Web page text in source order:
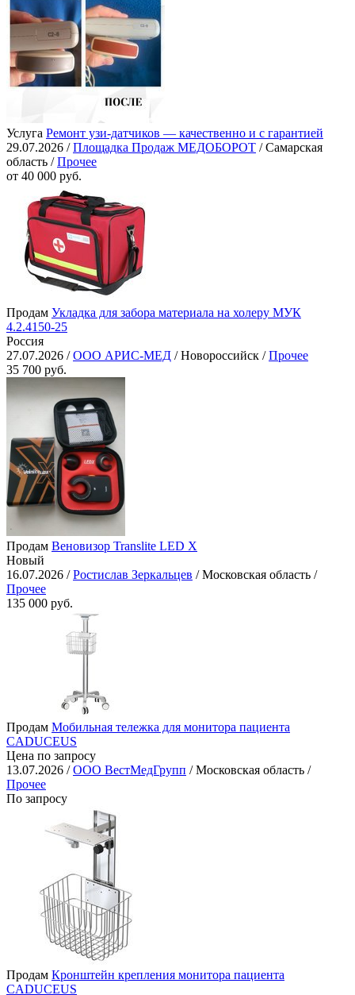
Услуга Ремонт узи-датчиков — качественно и с гарантией
29.07.2026 /Площадка Продаж МЕДОБОРОТ / Самарская
область /Прочее
от 40 000 руб.
Продам Укладка для забора материала на холеру МУК
4.2.4150-25
Россия
27.07.2026 /ООО АРИС-МЕД / Новороссийск /Прочее
35 700 руб.
Продам Веновизор Translite LED X
Новый
16.07.2026 /Ростислав Зеркальцев / Московская область /
Прочее
135 000 руб.
Продам Мобильная тележка для монитора пациента
CADUCEUS
Цена по запросу
13.07.2026 /ООО ВестМедГрупп / Московская область /
Прочее
По запросу
Продам Кронштейн крепления монитора пациента
CADUCEUS